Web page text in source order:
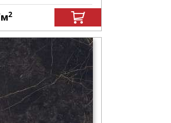
2